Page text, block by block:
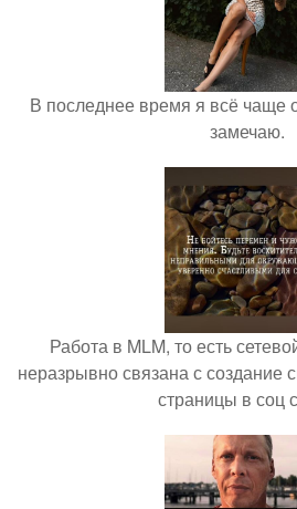
В последнее время я всё чаще
замечаю.
Работа в MLM, то есть
неразрывно связана с создание
страницы в соц